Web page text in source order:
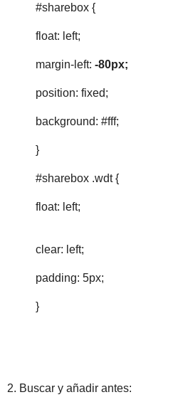
#sharebox {
float: left;
margin-left: -80px;
position: fixed;
background: #fff;
}
#sharebox .wdt {
float: left;
clear: left;
padding: 5px;
}
2. Buscar y añadir antes: